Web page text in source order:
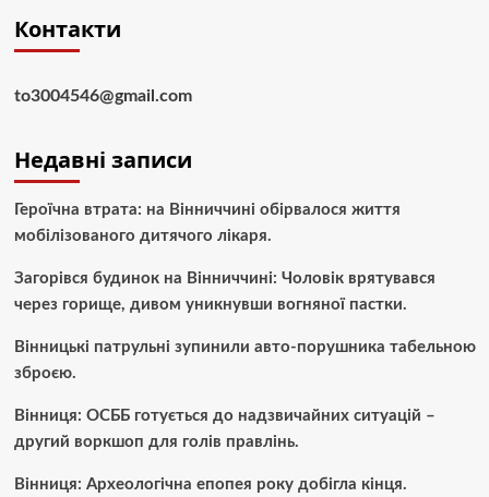
Контакти
to3004546@gmail.com
Недавні записи
Героїчна втрата: на Вінниччині обірвалося життя
мобілізованого дитячого лікаря.
Загорівся будинок на Вінниччині: Чоловік врятувався
через горище, дивом уникнувши вогняної пастки.
Вінницькі патрульні зупинили авто-порушника табельною
зброєю.
Вінниця: ОСББ готується до надзвичайних ситуацій –
другий воркшоп для голів правлінь.
Вінниця: Археологічна епопея року добігла кінця.